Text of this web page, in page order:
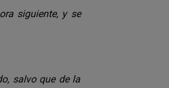
siguiente, y se
salvo que de la